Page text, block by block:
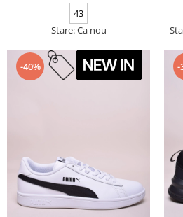
43
Stare: Ca nou
-40% -